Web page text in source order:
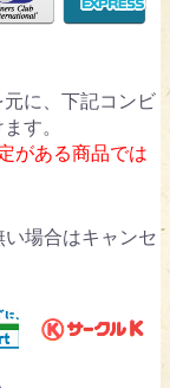
に、下記コンビ
す。
がある商品では
場合はキャンセ